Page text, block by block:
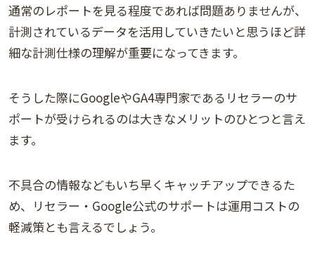
通常のレポートを見る程度であれば問題ありませんが、
計測されているデータを活用していきたいと思うほど詳
細な計測仕様の理解が重要になってきます。
そうした際にGoogleやGA4専門家であるリセラーのサ
ポートが受けられるのは大きなメリットのひとつと言え
ます。
不具合の情報などもいち早くキャッチアップできるた
め、リセラー・Google公式のサポートは運用コストの
軽減策とも言えるでしょう。